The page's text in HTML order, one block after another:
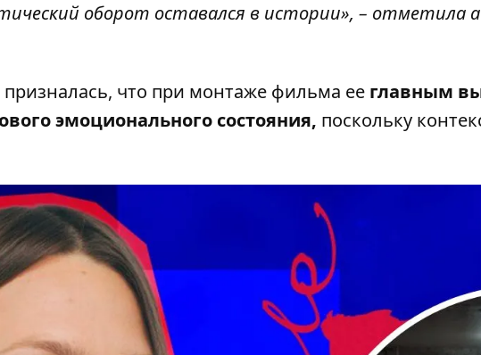
оборот оставался в истории», – отметила
призналась, что при монтаже фильма ее главным
эмоционального состояния, поскольку